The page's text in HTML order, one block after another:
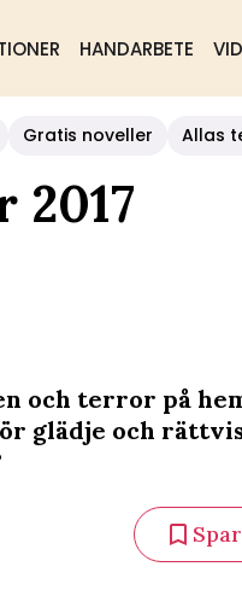
HANDARBETE
Gratis noveller Allas
2017
och terror på
glädje och